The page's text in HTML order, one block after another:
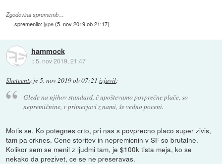
Zgodovina sprememb…
spremenilo:jype(5. nov 2019 ob 21:17)
hammock
:: 5. nov 2019, 21:47
Sheteentz je5. nov 2019 ob 07:21 izjavil:
Glede na njihov standard, č upoštevamo povprečne plače, so
nepremičnine, v primerjavi z nami, še vedno poceni.
Motis se. Ko potegnes crto, pri nas s povprecno placo super zivis,
tam pa crknes. Cene storitev in nepremicnin v SF so brutalne.
Kolikor sem se menil z ljudmi tam, je $100k tista meja, ko se
nekako da prezivet, ce se ne preseravas.